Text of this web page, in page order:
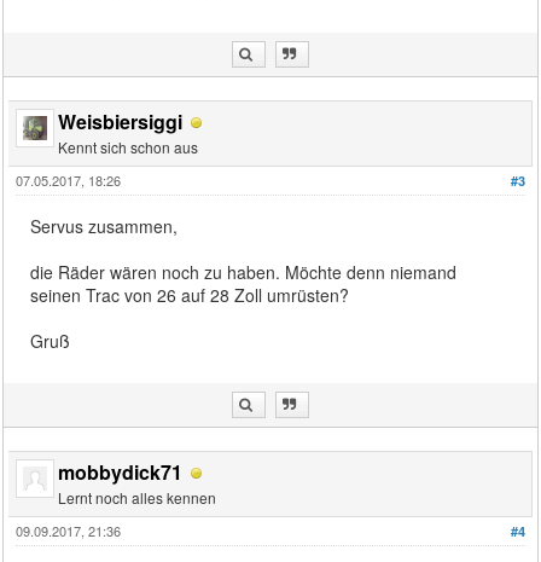
Weisbiersiggi
Kennt sich schon aus
#3
07.05.2017, 18:26
Servus zusammen,
die Räder wären noch zu haben. Möchte denn niemand
seinen Trac von 26 auf 28 Zoll umrüsten?
Gruß
mobbydick71
Lernt noch alles kennen
#4
09.09.2017, 21:36